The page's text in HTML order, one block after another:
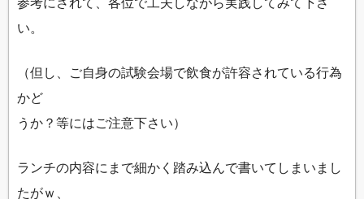
い。
（但し、ご自身の試験会場で飲食が許容されている行為
かど
うか？等にはご注意下さい）
ランチの内容にまで細かく踏み込んで書いてしまいまし
たがｗ、